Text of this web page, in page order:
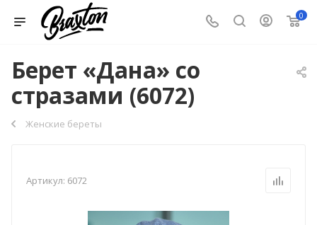
0
Берет «Дана» со
стразами (6072)
Женские береты
Артикул: 6072